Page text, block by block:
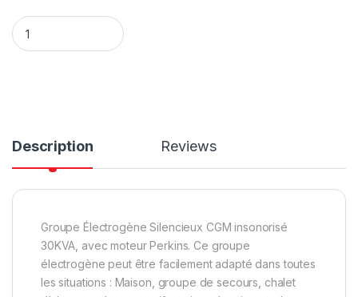
Générateur Diesel Insonorisé Robuste 30 kW + inverseur
Description Reviews
Groupe Électrogène Silencieux CGM insonorisé
30KVA, avec moteur Perkins. Ce groupe
électrogène peut être facilement adapté dans toutes
les situations : Maison, groupe de secours, chalet